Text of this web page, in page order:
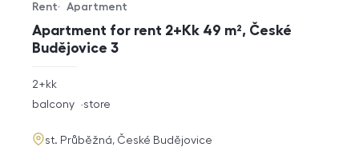
Apartment for rent 2+Kk 49 m², České
Budějovice 3
Offer type
Rent
Property type
Apartment
rozměry
2+kk
funkce
balcony store
adresa
st. Průběžná, České Budějovice